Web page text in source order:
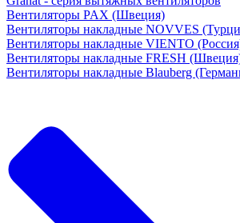
Вентиляторы PAX (Швеция)
Вентиляторы накладные NOVVES
Вентиляторы накладные VIENTO
Вентиляторы накладные FRESH
Вентиляторы накладные Blauberg